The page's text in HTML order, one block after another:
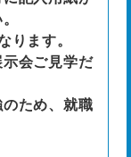
ります。
示会ご見学だ
のため、就職